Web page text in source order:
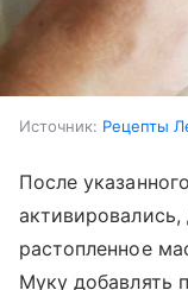
Источник: Рецепты
После
растопленное
Муку добавлять